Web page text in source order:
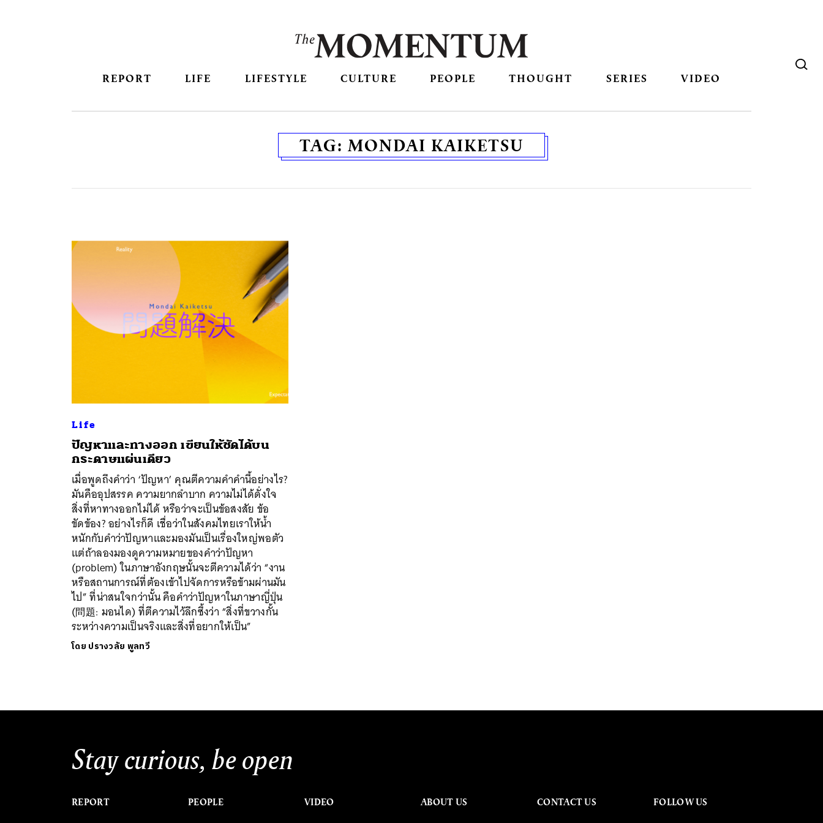
REPORT LIFE LIFESTYLE CULTURE PEOPLE THOUGHT SERIES VIDEO
TAG: MONDAI KAIKETSU
Life
ปัญหาและทางออก เขียนให้ชัดได้บน
กระดาษแผ่นเดียว
เมื่อพูดถึงคำว่า ‘ปัญหา’ คุณตีความคำคำนี้อย่างไร?
มันคืออุปสรรค ความยากลำบาก ความไม่ได้ดั่งใจ
สิ่งที่หาทางออกไม่ได้ หรือว่าจะเป็นข้อสงสัย ข้อ
ขัดข้อง? อย่างไรก็ดี เชื่อว่าในสังคมไทยเราให้น้ำ
หนักกับคำว่าปัญหาและมองมันเป็นเรื่องใหญ่พอตัว
แต่ถ้าลองมองดูความหมายของคำว่าปัญหา
(problem) ในภาษาอังกฤษนั้นจะตีความได้ว่า “งาน
หรือสถานการณ์ที่ต้องเข้าไปจัดการหรือข้ามผ่านมัน
ไป” ที่น่าสนใจกว่านั้น คือคำว่าปัญหาในภาษาญี่ปุ่น
(問題: มอนได) ที่ตีความไว้ลึกซึ้งว่า “สิ่งที่ขวางกั้น
ระหว่างความเป็นจริงและสิ่งที่อยากให้เป็น”
โดย ปรางวลัย พูลทวี
Stay curious, be open
REPORT PEOPLE VIDEO ABOUT US CONTACT US FOLLOW US
ค้นหา